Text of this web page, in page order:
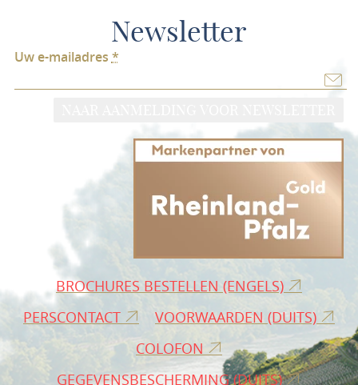
Newsletter
Uw e-mailadres *
BROCHURES BESTELLEN (ENGELS)
PERSCONTACT
VOORWAARDEN (DUITS)
COLOFON
GEGEVENSBESCHERMING (DUITS)